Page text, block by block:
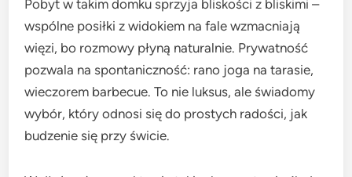
Pobyt w takim domku sprzyja bliskości z bliskimi –
wspólne posiłki z widokiem na fale wzmacniają
więzi, bo rozmowy płyną naturalnie. Prywatność
pozwala na spontaniczność: rano joga na tarasie,
wieczorem barbecue. To nie luksus, ale świadomy
wybór, który odnosi się do prostych radości, jak
budzenie się przy świcie.